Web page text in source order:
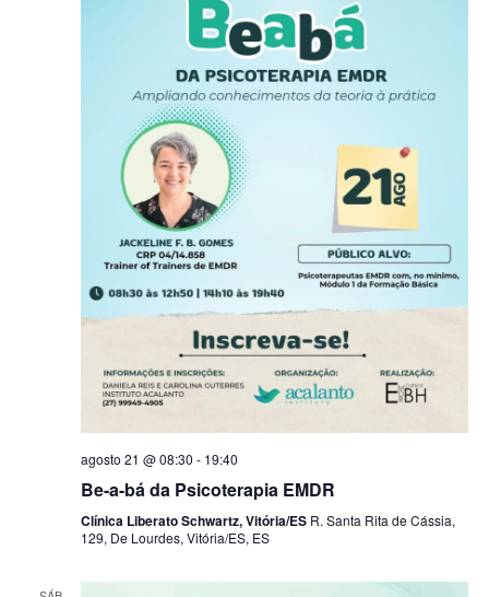
agosto 21 @ 08:30 - 19:40
Be-a-bá da Psicoterapia EMDR
Clínica Liberato Schwartz, Vitória/ES R. Santa Rita de Cássia,
129, De Lourdes, Vitória/ES, ES